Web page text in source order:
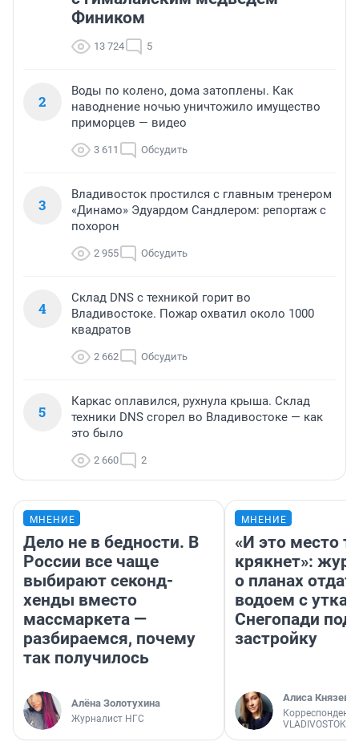
Фиником
13 724 5
2
Воды по колено, дома затоплены. Как
наводнение ночью уничтожило имущество
приморцев — видео
3 611 Обсудить
3
Владивосток простился с главным тренером
«Динамо» Эдуардом Сандлером: репортаж с
похорон
2 955 Обсудить
4
Склад DNS с техникой горит во
Владивостоке. Пожар охватил около 1000
квадратов
2 662 Обсудить
5
Каркас оплавился, рухнула крыша. Склад
техники DNS сгорел во Владивостоке — как
это было
2 660 2
МНЕНИЕ
Дело не в бедности. В
России все чаще
выбирают секонд-
хенды вместо
массмаркета —
разбираемся, почему
так получилось
Алёна Золотухина
Журналист НГС
МНЕНИЕ
«И это место
крякнет»:
о планах
водоем с
Снегопади под
застройку
Алиса Князева
Корреспондент